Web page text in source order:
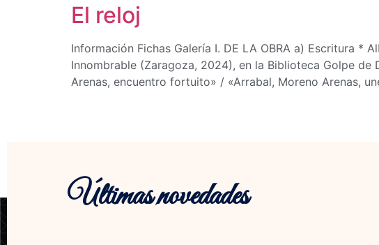
El reloj
Información Fichas Galería I. DE LA OBRA a) Escritura *
Innombrable (Zaragoza, 2024), en la Biblioteca Golpe
Arenas, encuentro fortuito» / «Arrabal, Moreno Arenas,
Últimas novedades